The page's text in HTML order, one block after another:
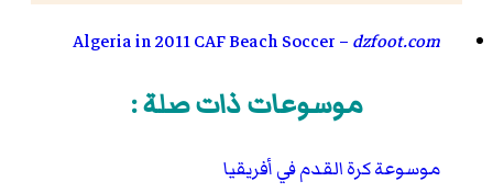
Algeria in 2011 CAF Beach Soccer –dzfoot.com
موسوعات ذات صلة :
موسوعة كرة القدم في أفريقيا